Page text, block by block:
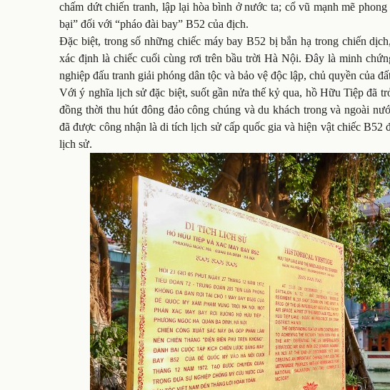
chấm dứt chiến tranh, lập lại hòa bình ở nước ta; cổ vũ mạnh mẽ
bại” đối với “pháo đài bay” B52 của địch.
Đặc biệt, trong số những chiếc máy bay B52 bị bắn hạ trong chiến
xác định là chiếc cuối cùng rơi trên bầu trời Hà Nội. Đây là minh
nghiệp đấu tranh giải phóng dân tộc và bảo vệ độc lập, chủ quyền của
Với ý nghĩa lịch sử đặc biệt, suốt gần nửa thế kỷ qua, hồ Hữu Tiệp đã
đồng thời thu hút đông đảo công chúng và du khách trong và ngoài
đã được công nhận là di tích lịch sử cấp quốc gia và hiện vật chiếc
lịch sử.